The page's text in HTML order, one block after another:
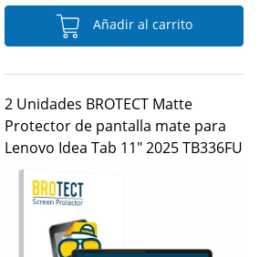
Añadir al carrito
2 Unidades BROTECT Matte
Protector de pantalla mate para
Lenovo Idea Tab 11" 2025 TB336FU